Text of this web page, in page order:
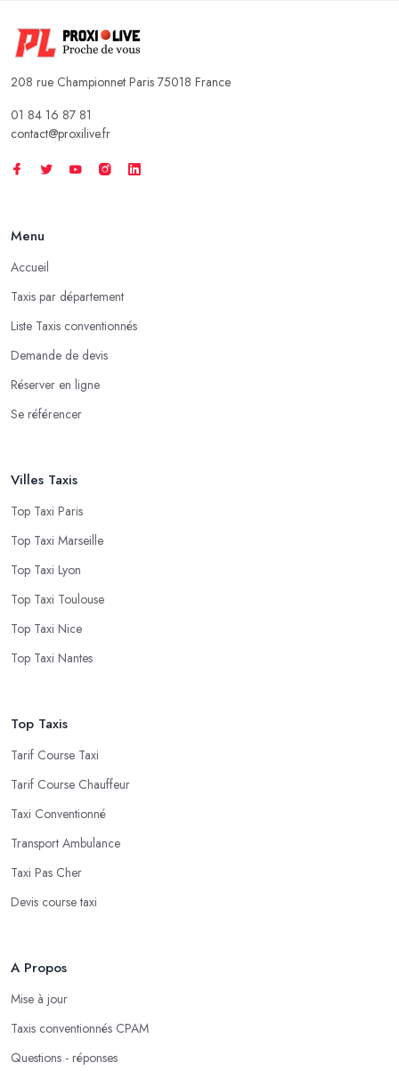
208 rue Championnet Paris 75018 France
01 84 16 87 81
contact@proxilive.fr
Menu
Accueil
Taxis par département
Liste Taxis conventionnés
Demande de devis
Réserver en ligne
Se référencer
Villes Taxis
Top Taxi Paris
Top Taxi Marseille
Top Taxi Lyon
Top Taxi Toulouse
Top Taxi Nice
Top Taxi Nantes
Top Taxis
Tarif Course Taxi
Tarif Course Chauffeur
Taxi Conventionné
Transport Ambulance
Taxi Pas Cher
Devis course taxi
A Propos
Mise à jour
Taxis conventionnés CPAM
Questions - réponses